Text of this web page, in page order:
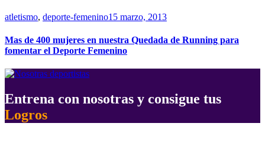
atletismo, deporte-femenino15 marzo, 2013
Mas de 400 mujeres en nuestra Quedada de Running para
fomentar el Deporte Femenino
Entrena con nosotras y consigue tus
Logros